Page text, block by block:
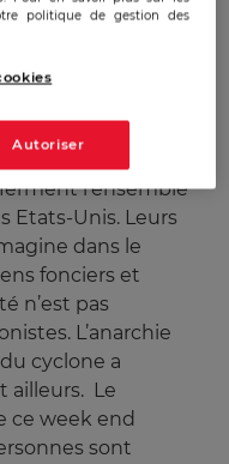
22/12/2023
l’ensemble
Etats-Unis. Leurs
dans le
fonciers et
n’est pas
L’anarchie
cyclone a
ailleurs. Le
ce week end
sont
politique de gestion des
Autoriser